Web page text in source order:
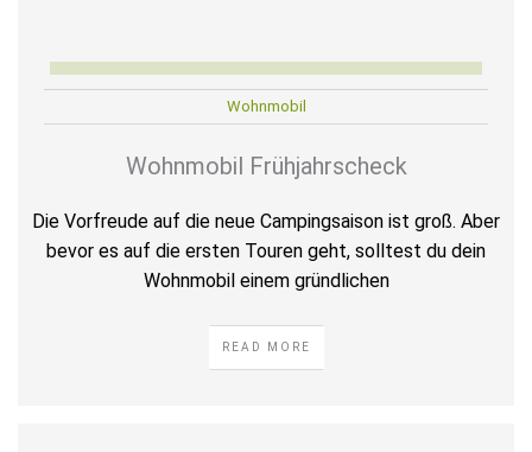
Wohnmobil
Wohnmobil Frühjahrscheck
Die Vorfreude auf die neue Campingsaison ist groß. Aber
bevor es auf die ersten Touren geht, solltest du dein
Wohnmobil einem gründlichen
READ MORE